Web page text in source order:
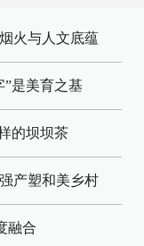
火与人文底蕴
是美育之基
的坝坝茶
产塑和美乡村
融合